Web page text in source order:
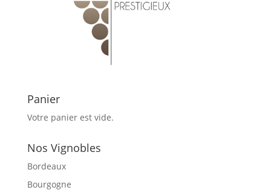
Panier
Votre panier est vide.
Nos Vignobles
Bordeaux
Bourgogne